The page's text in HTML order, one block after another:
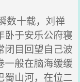
数十载，刘禅
卧于安乐公府寝
闭目回望自己波
一般在脑海缓缓
蜀山河，在位二